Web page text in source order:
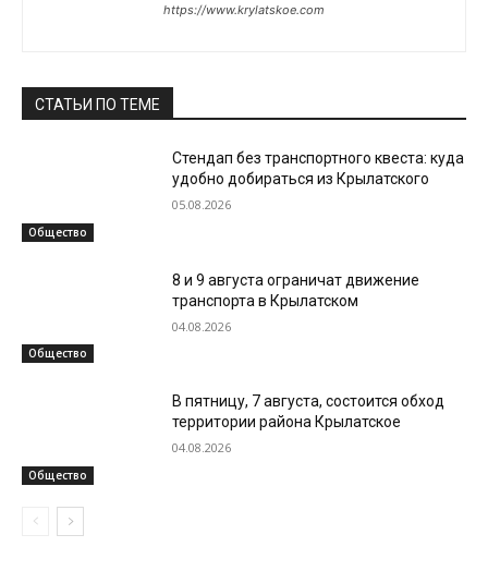
https://www.krylatskoe.com
СТАТЬИ ПО ТЕМЕ
Общество
Стендап без транспортного квеста: куда
удобно добираться из Крылатского
05.08.2026
Общество
8 и 9 августа ограничат движение
транспорта в Крылатском
04.08.2026
Общество
В пятницу, 7 августа, состоится обход
территории района Крылатское
04.08.2026